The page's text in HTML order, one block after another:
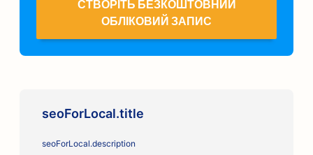
СТВОРІТЬ БЕЗКОШТОВНИЙ
ОБЛІКОВИЙ ЗАПИС
seoForLocal.title
seoForLocal.description